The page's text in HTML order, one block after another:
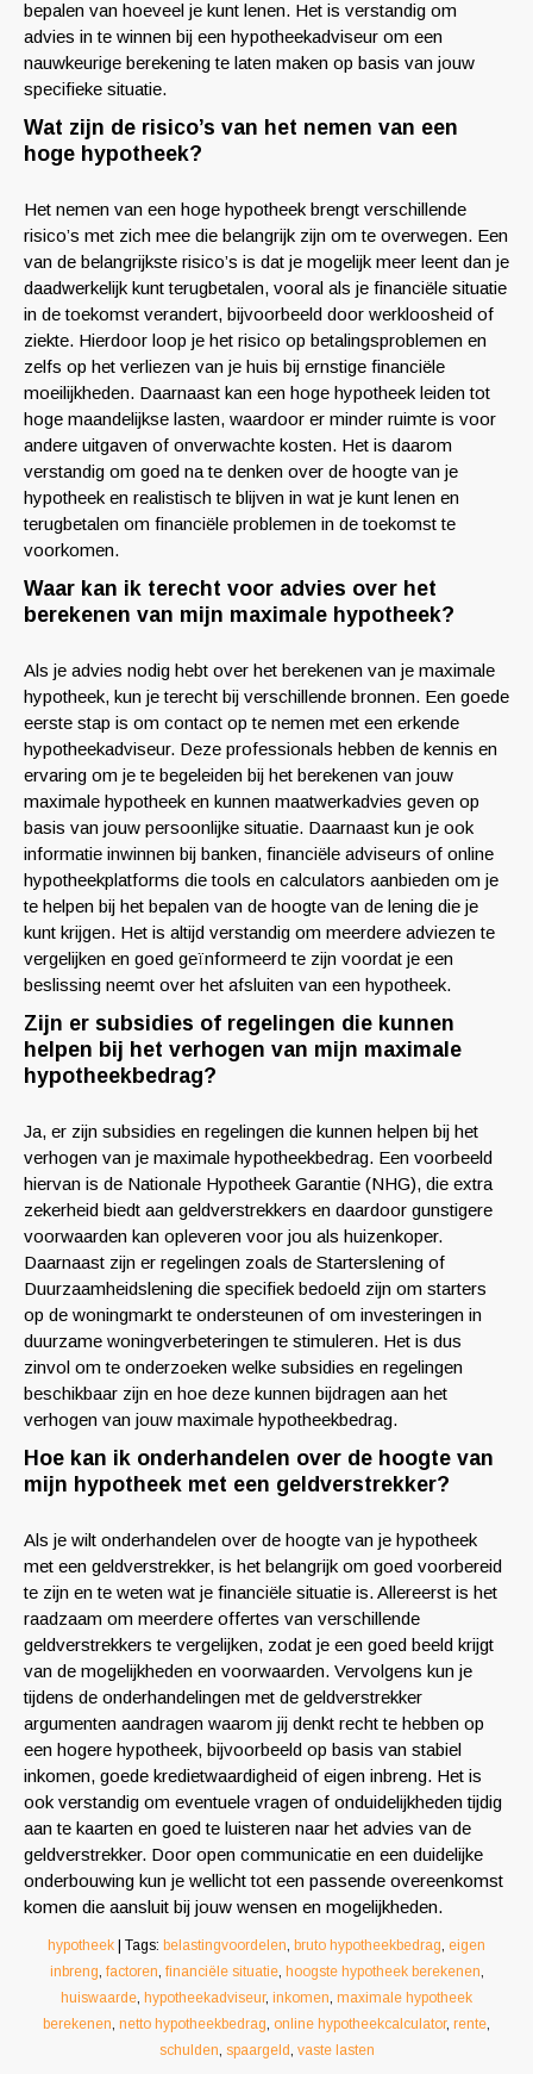
bepalen van hoeveel je kunt lenen. Het is verstandig om
advies in te winnen bij een hypotheekadviseur om een
nauwkeurige berekening te laten maken op basis van jouw
specifieke situatie.
Wat zijn de risico’s van het nemen van een
hoge hypotheek?
Het nemen van een hoge hypotheek brengt verschillende
risico’s met zich mee die belangrijk zijn om te overwegen. Een
van de belangrijkste risico’s is dat je mogelijk meer leent dan je
daadwerkelijk kunt terugbetalen, vooral als je financiële situatie
in de toekomst verandert, bijvoorbeeld door werkloosheid of
ziekte. Hierdoor loop je het risico op betalingsproblemen en
zelfs op het verliezen van je huis bij ernstige financiële
moeilijkheden. Daarnaast kan een hoge hypotheek leiden tot
hoge maandelijkse lasten, waardoor er minder ruimte is voor
andere uitgaven of onverwachte kosten. Het is daarom
verstandig om goed na te denken over de hoogte van je
hypotheek en realistisch te blijven in wat je kunt lenen en
terugbetalen om financiële problemen in de toekomst te
voorkomen.
Waar kan ik terecht voor advies over het
berekenen van mijn maximale hypotheek?
Als je advies nodig hebt over het berekenen van je maximale
hypotheek, kun je terecht bij verschillende bronnen. Een goede
eerste stap is om contact op te nemen met een erkende
hypotheekadviseur. Deze professionals hebben de kennis en
ervaring om je te begeleiden bij het berekenen van jouw
maximale hypotheek en kunnen maatwerkadvies geven op
basis van jouw persoonlijke situatie. Daarnaast kun je ook
informatie inwinnen bij banken, financiële adviseurs of online
hypotheekplatforms die tools en calculators aanbieden om je
te helpen bij het bepalen van de hoogte van de lening die je
kunt krijgen. Het is altijd verstandig om meerdere adviezen te
vergelijken en goed geïnformeerd te zijn voordat je een
beslissing neemt over het afsluiten van een hypotheek.
Zijn er subsidies of regelingen die kunnen
helpen bij het verhogen van mijn maximale
hypotheekbedrag?
Ja, er zijn subsidies en regelingen die kunnen helpen bij het
verhogen van je maximale hypotheekbedrag. Een voorbeeld
hiervan is de Nationale Hypotheek Garantie (NHG), die extra
zekerheid biedt aan geldverstrekkers en daardoor gunstigere
voorwaarden kan opleveren voor jou als huizenkoper.
Daarnaast zijn er regelingen zoals de Starterslening of
Duurzaamheidslening die specifiek bedoeld zijn om starters
op de woningmarkt te ondersteunen of om investeringen in
duurzame woningverbeteringen te stimuleren. Het is dus
zinvol om te onderzoeken welke subsidies en regelingen
beschikbaar zijn en hoe deze kunnen bijdragen aan het
verhogen van jouw maximale hypotheekbedrag.
Hoe kan ik onderhandelen over de hoogte van
mijn hypotheek met een geldverstrekker?
Als je wilt onderhandelen over de hoogte van je hypotheek
met een geldverstrekker, is het belangrijk om goed voorbereid
te zijn en te weten wat je financiële situatie is. Allereerst is het
raadzaam om meerdere offertes van verschillende
geldverstrekkers te vergelijken, zodat je een goed beeld krijgt
van de mogelijkheden en voorwaarden. Vervolgens kun je
tijdens de onderhandelingen met de geldverstrekker
argumenten aandragen waarom jij denkt recht te hebben op
een hogere hypotheek, bijvoorbeeld op basis van stabiel
inkomen, goede kredietwaardigheid of eigen inbreng. Het is
ook verstandig om eventuele vragen of onduidelijkheden tijdig
aan te kaarten en goed te luisteren naar het advies van de
geldverstrekker. Door open communicatie en een duidelijke
onderbouwing kun je wellicht tot een passende overeenkomst
komen die aansluit bij jouw wensen en mogelijkheden.
hypotheek | Tags: belastingvoordelen, bruto hypotheekbedrag, eigen
inbreng, factoren, financiële situatie, hoogste hypotheek berekenen,
huiswaarde, hypotheekadviseur, inkomen, maximale hypotheek
berekenen, netto hypotheekbedrag, online hypotheekcalculator, rente,
schulden, spaargeld, vaste lasten